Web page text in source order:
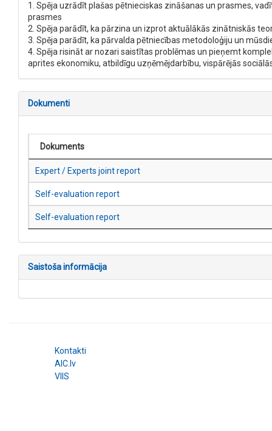
1. Spēja uzrādīt plašas pētnieciskas zināšanas un prasmes,
prasmes
2. Spēja parādīt, ka pārzina un izprot aktuālākās zinātniskās
3. Spēja parādīt, ka pārvalda pētniecības metodoloģiju un
4. Spēja risināt ar nozari saistītas problēmas un pieņemt
aprites ekonomiku, atbildīgu uzņēmējdarbību, vispārējās
Dokumenti
Dokuments
Expert / Experts joint report
Self-evaluation report
Self-evaluation report
Saistoša informācija
Kontakti
AIC.lv
VIIS